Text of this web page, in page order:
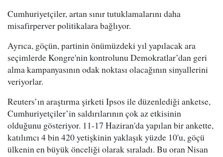
Cumhuriyetçiler, artan sınır tutuklamalarını daha
misafirperver politikalara bağlıyor.
Ayrıca, göçün, partinin önümüzdeki yıl yapılacak ara
seçimlerde Kongre'nin kontrolunu Demokratlar’dan geri
alma kampanyasının odak noktası olacağının sinyallerini
veriyorlar.
Reuters’ın araştırma şirketi Ipsos ile düzenlediği anketse,
Cumhuriyetçiler’in saldırılarının çok az etkisinin
olduğunu gösteriyor. 11-17 Haziran'da yapılan bir ankette,
katılımcı 4 bin 420 yetişkinin yaklaşık yüzde 10'u, göçü
ülkenin en büyük önceliği olarak sıraladı. Bu oran Nisan